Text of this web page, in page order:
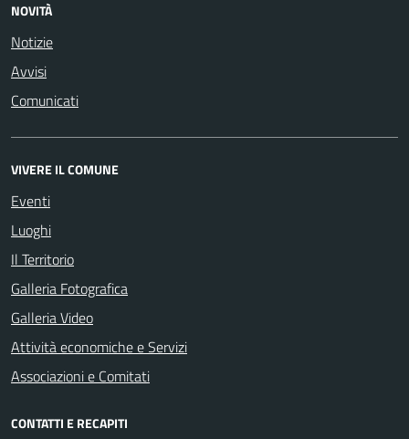
NOVITÀ
Notizie
Avvisi
Comunicati
VIVERE IL COMUNE
Eventi
Luoghi
Il Territorio
Galleria Fotografica
Galleria Video
Attività economiche e Servizi
Associazioni e Comitati
CONTATTI E RECAPITI